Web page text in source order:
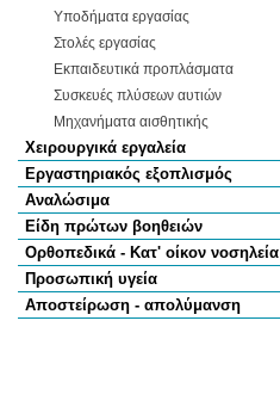
Υποδήματα εργασίας
Στολές εργασίας
Εκπαιδευτικά προπλάσματα
Συσκευές πλύσεων αυτιών
Μηχανήματα αισθητικής
Χειρουργικά εργαλεία
Εργαστηριακός εξοπλισμός
Αναλώσιμα
Είδη πρώτων βοηθειών
Ορθοπεδικά - Κατ' οίκον νοσηλεία
Προσωπική υγεία
Αποστείρωση - απολύμανση